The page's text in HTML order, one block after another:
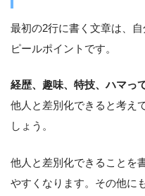
最初の2行に書く文章は、
ピールポイントです。
経歴、趣味、特技、ハマっ
他人と差別化できると考え
しょう。
他人と差別化できることを
やすくなります。その他に